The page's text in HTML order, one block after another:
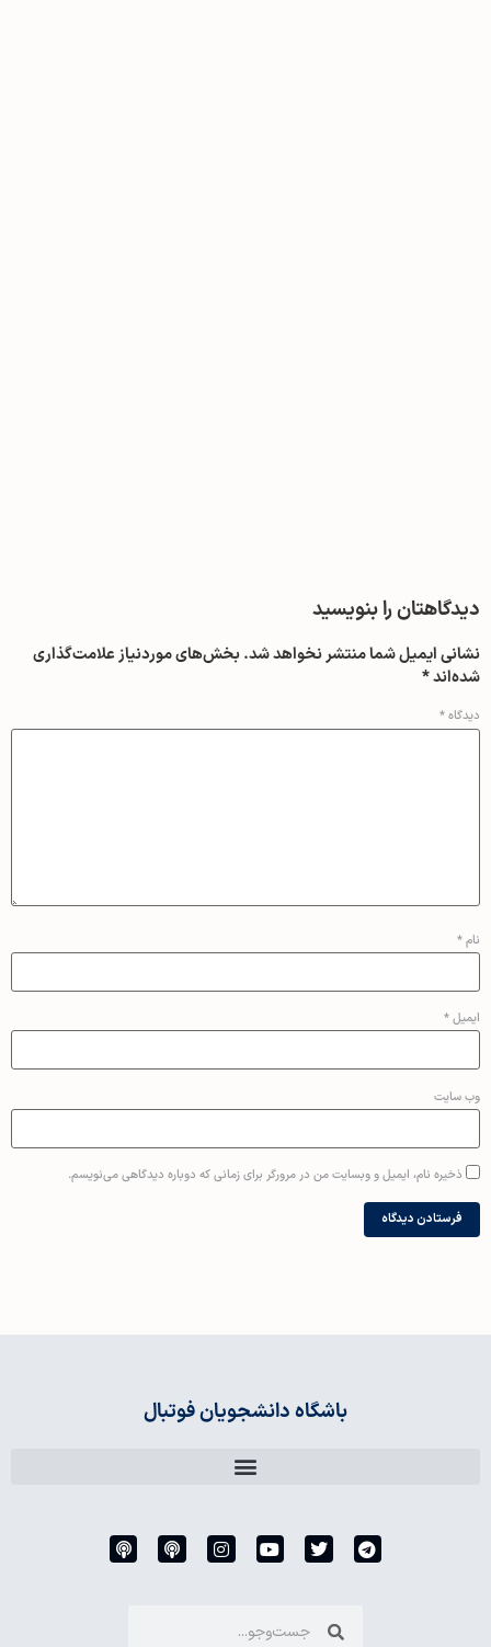
دیدگاهتان را بنویسید
نشانی ایمیل شما منتشر نخواهد شد.بخش‌های موردنیاز علامت‌گذاری
شده‌اند*
دیدگاه*
نام*
ایمیل*
وب‌ سایت
ذخیره نام، ایمیل و وبسایت من در مرورگر برای زمانی که دوباره دیدگاهی می‌نویسم.
باشگاه دانشجویان فوتبال